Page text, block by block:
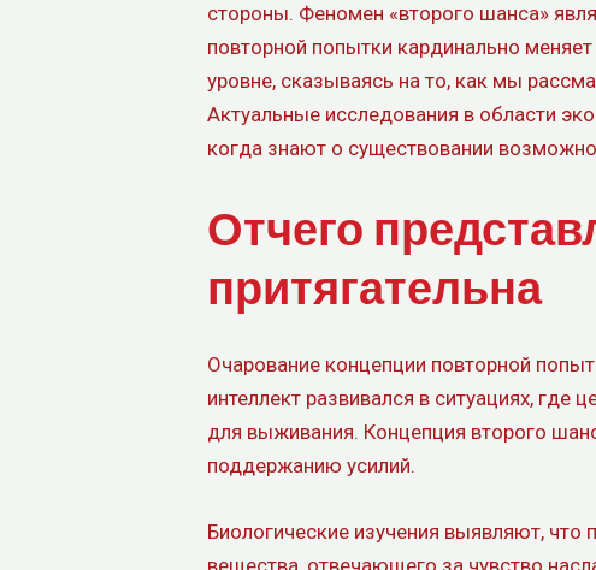
стороны. Феномен «второго шанса»
повторной попытки кардинально
уровне, сказываясь на то, как мы
Актуальные исследования в области
когда знают о существовании
Отчего
притягательна
Очарование концепции повторной
интеллект развивался в ситуациях,
для выживания. Концепция второго
поддержанию усилий.
Биологические изучения выявляют,